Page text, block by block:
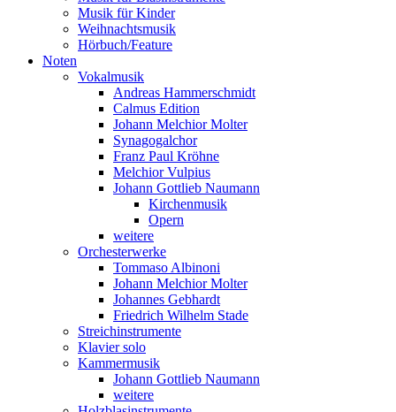
Musik für Kinder
Weihnachtsmusik
Hörbuch/Feature
Noten
Vokalmusik
Andreas Hammerschmidt
Calmus Edition
Johann Melchior Molter
Synagogalchor
Franz Paul Kröhne
Melchior Vulpius
Johann Gottlieb Naumann
Kirchenmusik
Opern
weitere
Orchesterwerke
Tommaso Albinoni
Johann Melchior Molter
Johannes Gebhardt
Friedrich Wilhelm Stade
Streichinstrumente
Klavier solo
Kammermusik
Johann Gottlieb Naumann
weitere